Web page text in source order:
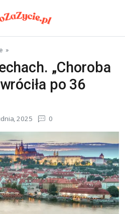
»
„Choroba
po 36
2025 0